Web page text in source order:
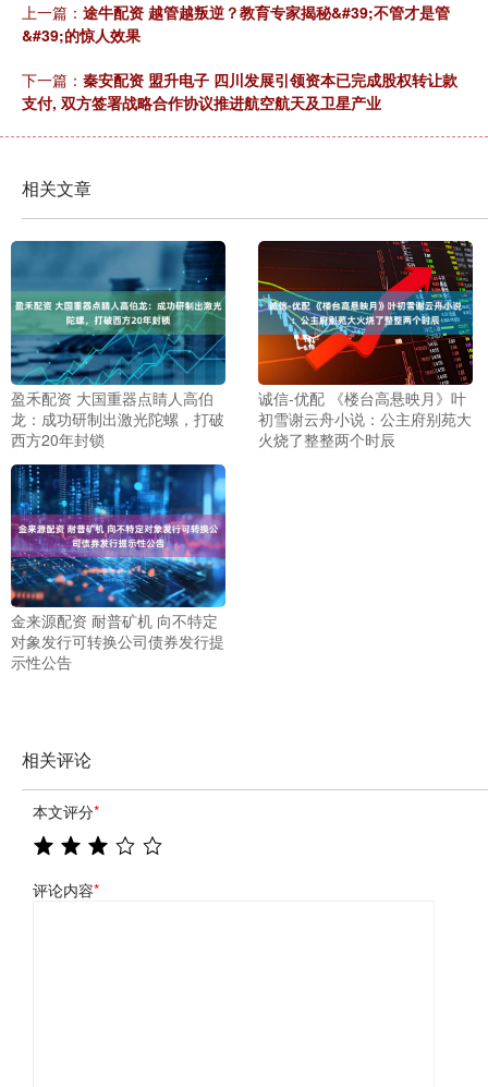
上一篇： 途牛配资 越管越叛逆？教育专家揭秘&#39;不管才是管
&#39;的惊人效果
下一篇： 秦安配资 盟升电子 四川发展引领资本已完成股权转让款
支付, 双方签署战略合作协议推进航空航天及卫星产业
相关文章
盈禾配资 大国重器点睛人高伯
龙：成功研制出激光陀螺，打破
西方20年封锁
诚信-优配 《楼台高悬映月》叶
初雪谢云舟小说：公主府别苑大
火烧了整整两个时辰
金来源配资 耐普矿机 向不特定
对象发行可转换公司债券发行提
示性公告
相关评论
本文评分*
评论内容*